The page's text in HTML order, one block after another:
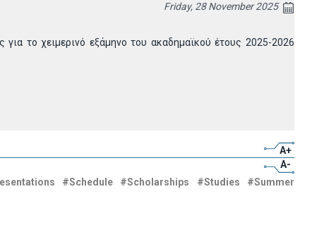
Friday, 28 November 2025
το χειμερινό εξάμηνο του ακαδημαϊκού έτους 2025-2026
A+
A-
#Schedule #Scholarships #Studies
#Summer